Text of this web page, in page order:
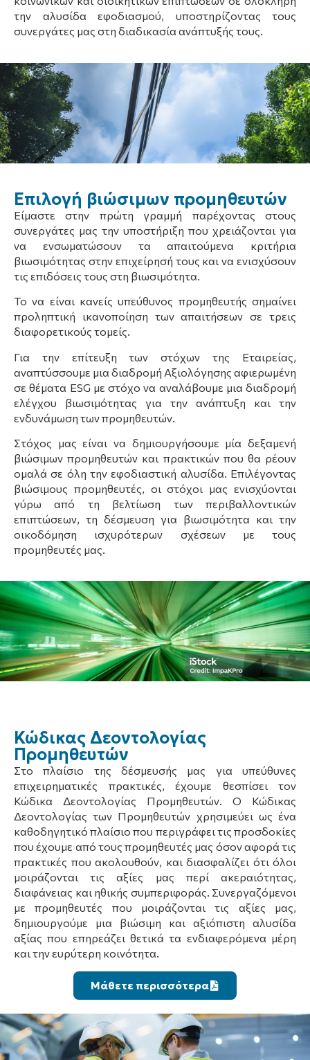
την αλυσίδα εφοδιασμού, υποστηρίζοντας τους
συνεργάτες μας στη διαδικασία ανάπτυξής τους.
Επιλογή βιώσιμων προμηθευτών
Είμαστε στην πρώτη γραμμή παρέχοντας στους
συνεργάτες μας την υποστήριξη που χρειάζονται για
να ενσωματώσουν τα απαιτούμενα κριτήρια
βιωσιμότητας στην επιχείρησή τους και να ενισχύσουν
τις επιδόσεις τους στη βιωσιμότητα.
Το να είναι κανείς υπεύθυνος προμηθευτής σημαίνει
προληπτική ικανοποίηση των απαιτήσεων σε τρεις
διαφορετικούς τομείς.
Για την επίτευξη των στόχων της Εταιρείας,
αναπτύσσουμε μια διαδρομή Αξιολόγησης αφιερωμένη
σε θέματα ESG με στόχο να αναλάβουμε μια διαδρομή
ελέγχου βιωσιμότητας για την ανάπτυξη και την
ενδυνάμωση των προμηθευτών.
Στόχος μας είναι να δημιουργήσουμε μία δεξαμενή
βιώσιμων προμηθευτών και πρακτικών που θα ρέουν
ομαλά σε όλη την εφοδιαστική αλυσίδα. Επιλέγοντας
βιώσιμους προμηθευτές, οι στόχοι μας ενισχύονται
γύρω από τη βελτίωση των περιβαλλοντικών
επιπτώσεων, τη δέσμευση για βιωσιμότητα και την
οικοδόμηση ισχυρότερων σχέσεων με τους
προμηθευτές μας.
Κώδικας Δεοντολογίας
Προμηθευτών
Στο πλαίσιο της δέσμευσής μας για υπεύθυνες
επιχειρηματικές πρακτικές, έχουμε θεσπίσει τον
Κώδικα Δεοντολογίας Προμηθευτών. Ο Κώδικας
Δεοντολογίας των Προμηθευτών χρησιμεύει ως ένα
καθοδηγητικό πλαίσιο που περιγράφει τις προσδοκίες
που έχουμε από τους προμηθευτές μας όσον αφορά τις
πρακτικές που ακολουθούν, και διασφαλίζει ότι όλοι
μοιράζονται τις αξίες μας περί ακεραιότητας,
διαφάνειας και ηθικής συμπεριφοράς. Συνεργαζόμενοι
με προμηθευτές που μοιράζονται τις αξίες μας,
δημιουργούμε μια βιώσιμη και αξιόπιστη αλυσίδα
αξίας που επηρεάζει θετικά τα ενδιαφερόμενα μέρη
και την ευρύτερη κοινότητα.
Μάθετε περισσότερα